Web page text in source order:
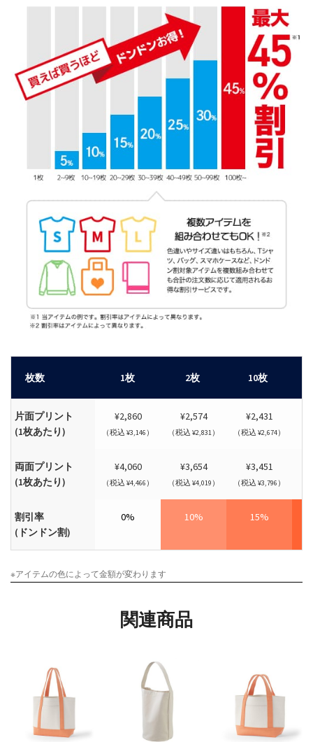
枚数 1枚 2枚 10枚
片面プリント
(1枚あたり)
¥2,860
（税込 ¥3,146）
¥2,574
（税込 ¥2,831）
¥2,431
（税込 ¥2,674）
両面プリント
(1枚あたり)
¥4,060
（税込 ¥4,466）
¥3,654
（税込 ¥4,019）
¥3,451
（税込 ¥3,796）
割引率
(ドンドン割)
0% 10% 15%
※アイテムの色によって金額が変わります
関連商品